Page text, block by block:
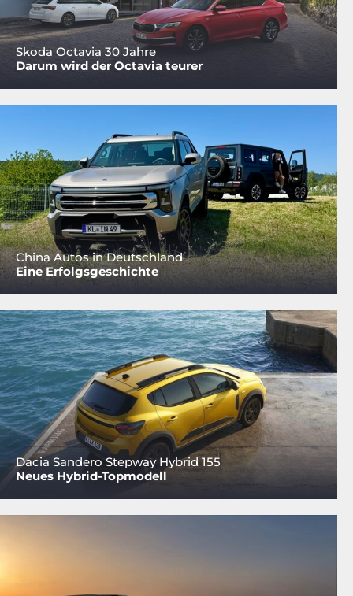
Skoda Octavia 30 Jahre
Darum wird der Octavia teurer
China Autos in Deutschland
Eine Erfolgsgeschichte
Dacia Sandero Stepway Hybrid 155
Neues Hybrid-Topmodell